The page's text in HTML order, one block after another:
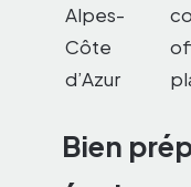
Alpes-
Côte
d’Azur
Bien